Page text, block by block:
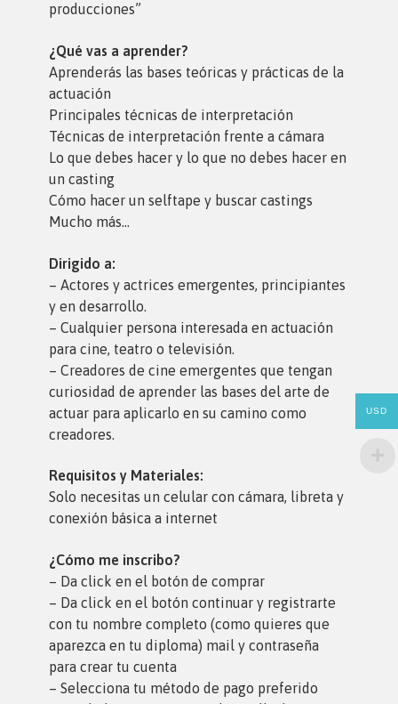
producciones”
¿Qué vas a aprender?
Aprenderás las bases teóricas y prácticas de la
actuación
Principales técnicas de interpretación
Técnicas de interpretación frente a cámara
Lo que debes hacer y lo que no debes hacer en
un casting
Cómo hacer un selftape y buscar castings
Mucho más…
Dirigido a:
– Actores y actrices emergentes, principiantes
y en desarrollo.
– Cualquier persona interesada en actuación
para cine, teatro o televisión.
– Creadores de cine emergentes que tengan
curiosidad de aprender las bases del arte de
actuar para aplicarlo en su camino como
creadores.
Requisitos y Materiales:
Solo necesitas un celular con cámara, libreta y
conexión básica a internet
¿Cómo me inscribo?
– Da click en el botón de comprar
– Da click en el botón continuar y registrarte
con tu nombre completo (como quieres que
aparezca en tu diploma) mail y contraseña
para crear tu cuenta
– Selecciona tu método de pago preferido
USD